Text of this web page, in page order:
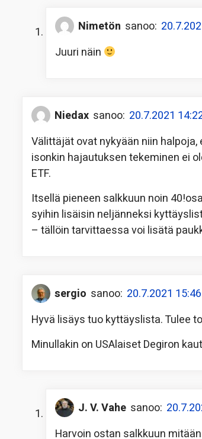
Nimetön sanoo:
Juuri näin
Niedax sanoo: 20.7.2021
Välittäjät ovat nykyään niin
isonkin hajautuksen tekeminen ei
ETF.
Itsellä pieneen salkkuun noin
syihin lisäisin neljänneksi
– tällöin tarvittaessa voi lisätä
sergio sanoo: 20.7.2021 15:46
Hyvä lisäys tuo kyttäyslista. Tulee
Minullakin on USAlaiset Degiron
J. V. Vahe sanoo:
Harvoin ostan salkkuun